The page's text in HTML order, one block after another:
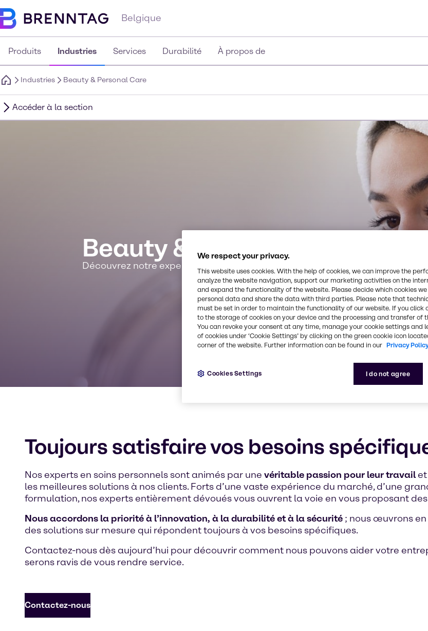
Belgique
Produits Industries Services Durabilité À propos de
Industries Beauty & Personal Care
Accéder à la section
Beauty & Personal Care
Découvrez notre expertise spécialisée, notre expérience et notre service
Toujours satisfaire vos besoins
Nos experts en soins personnels sont animés par une véritable passion pour leur travail
les meilleures solutions à nos clients. Forts d’une vaste expérience du marché, d’une
formulation, nos experts entièrement dévoués vous ouvrent la voie en vous proposant
Nous accordons la priorité à l’innovation, à la durabilité et à la sécurité ; nous œuvrons
des solutions sur mesure qui répondent toujours à vos besoins spécifiques.
Contactez-nous dès aujourd’hui pour découvrir comment nous pouvons aider votre
serons ravis de vous rendre service.
Contactez-nous
We respect your privacy.
This website uses cookies. With the help of cookies, we can improve the
analyze the website navigation, support our marketing activities on the
and expand the functionality of the website. Please decide which cookies
personal data and share the data with third parties. Please note that
must be set in order to maintain the functionality of our website. If you click
to the storage of cookies on your device and the processing and transfer of
You can revoke your consent at any time, manage your cookie settings and
of cookies under ‘Cookie Settings’ by clicking on the green cookie icon
corner of the website. Further information can be found in our Privacy
I do not agree
Cookies Settings